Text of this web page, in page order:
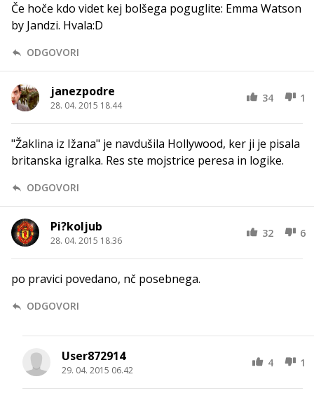
Če hoče kdo videt kej bolšega poguglite: Emma Watson
by Jandzi. Hvala:D
ODGOVORI
janezpodre
28. 04. 2015 18.44
34 1
"Žaklina iz Ižana" je navdušila Hollywood, ker ji je pisala
britanska igralka. Res ste mojstrice peresa in logike.
ODGOVORI
Pi?koljub
28. 04. 2015 18.36
32 6
po pravici povedano, nč posebnega.
ODGOVORI
User872914
29. 04. 2015 06.42
4 1